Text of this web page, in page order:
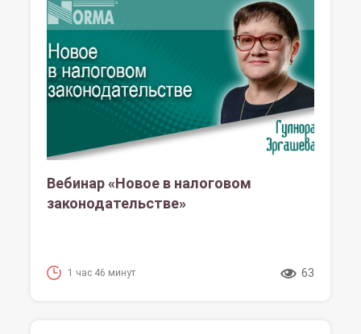
Вебинар «Новое в налоговом
законодательстве»
1 час 46 минут 63